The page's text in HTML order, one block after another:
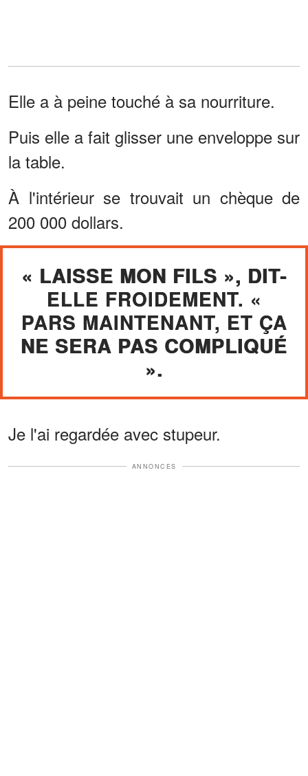
Elle a à peine touché à sa nourriture.
Puis elle a fait glisser une enveloppe sur
la table.
À l'intérieur se trouvait un chèque de
200 000 dollars.
« LAISSE MON FILS », DIT-
ELLE FROIDEMENT. «
PARS MAINTENANT, ET ÇA
NE SERA PAS COMPLIQUÉ
».
Je l'ai regardée avec stupeur.
ANNONCES